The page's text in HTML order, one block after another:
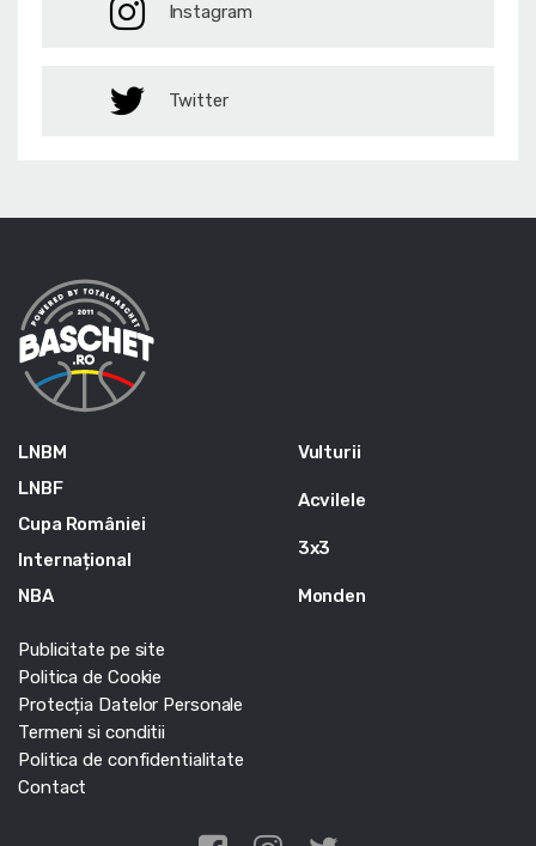
Instagram
Twitter
LNBM
LNBF
Cupa României
Internațional
NBA
Vulturii
Acvilele
3x3
Monden
Publicitate pe site
Politica de Cookie
Protecția Datelor Personale
Termeni si conditii
Politica de confidentialitate
Contact